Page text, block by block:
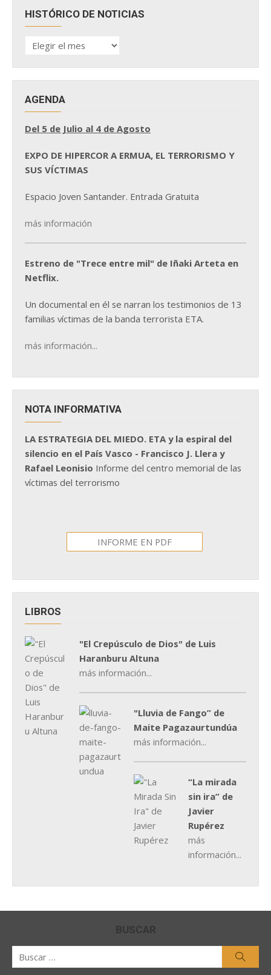
HISTÓRICO DE NOTICIAS
HISTÓRICO
DE
AGENDA
Del 5 de Julio al 4 de Agosto
EXPO DE HIPERCOR A ERMUA, EL TERRORISMO Y
SUS VÍCTIMAS
Espacio Joven Santander. Entrada Gratuita
más información
Estreno de "Trece entre mil" de Iñaki Arteta en
Netflix.
Un documental en él se narran los testimonios de 13
familias víctimas de la banda terrorista ETA.
más información...
NOTA INFORMATIVA
LA ESTRATEGIA DEL MIEDO. ETA y la espiral del
silencio en el País Vasco - Francisco J. Llera y
Rafael Leonisio Informe del centro memorial de las
víctimas del terrorismo
INFORME EN PDF
LIBROS
"El Crepúsculo de Dios" de Luis
Haranburu Altuna
más información...
"Lluvia de Fango” de
Maite Pagazaurtundúa
más información...
“La mirada
sin ira” de
Javier
Rupérez
más
información...
BUSCAR